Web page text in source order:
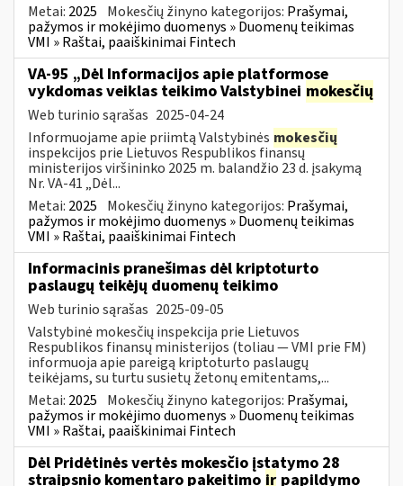
Metai: 2025 Mokesčių žinyno kategorijos: Prašymai,
pažymos ir mokėjimo duomenys » Duomenų teikimas
VMI » Raštai, paaiškinimai Fintech
VA-95 „Dėl Informacijos apie platformose
vykdomas veiklas teikimo Valstybinei mokesčių
Web turinio sąrašas 2025-04-24
Informuojame apie priimtą Valstybinės mokesčių
inspekcijos prie Lietuvos Respublikos finansų
ministerijos viršininko 2025 m. balandžio 23 d. įsakymą
Nr. VA-41 „Dėl...
Metai: 2025 Mokesčių žinyno kategorijos: Prašymai,
pažymos ir mokėjimo duomenys » Duomenų teikimas
VMI » Raštai, paaiškinimai Fintech
Informacinis pranešimas dėl kriptoturto
paslaugų teikėjų duomenų teikimo
Web turinio sąrašas 2025-09-05
Valstybinė mokesčių inspekcija prie Lietuvos
Respublikos finansų ministerijos (toliau — VMI prie FM)
informuoja apie pareigą kriptoturto paslaugų
teikėjams, su turtu susietų žetonų emitentams,...
Metai: 2025 Mokesčių žinyno kategorijos: Prašymai,
pažymos ir mokėjimo duomenys » Duomenų teikimas
VMI » Raštai, paaiškinimai Fintech
Dėl Pridėtinės vertės mokesčio įstatymo 28
straipsnio komentaro pakeitimo ir papildymo